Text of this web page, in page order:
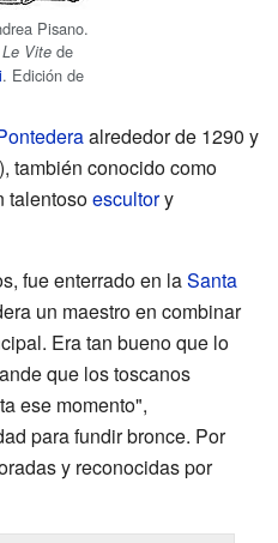
Pisano.
Le Vite de
. Edición de
alrededor de 1290 y
también conocido como
talentosoescultory
fue enterrado en laSanta
un maestro en combinar
Era tan bueno que lo
que los toscanos
ese momento",
para fundir bronce. Por
y reconocidas por